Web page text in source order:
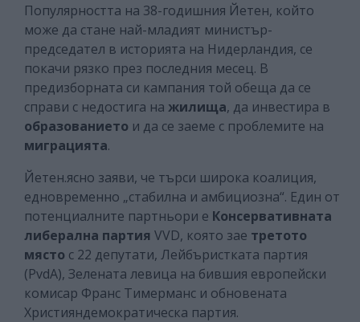
Популярността на 38-годишния Йетен, който
може да стане най-младият министър-
председател в историята на Нидерландия, се
покачи рязко през последния месец. В
предизборната си кампания той обеща да се
справи с недостига на жилища, да инвестира в
образованието и да се заеме с проблемите на
миграцията.
Йетен.ясно заяви, че търси широка коалиция,
едновременно „стабилна и амбициозна“. Един от
потенциалните партньори е Консервативната
либерална партия VVD, която зае третото
място с 22 депутати, Лейбъристката партия
(PvdA), Зелената левица на бившия европейски
комисар Франс Тимерманс и обновената
Християндемократическа партия.